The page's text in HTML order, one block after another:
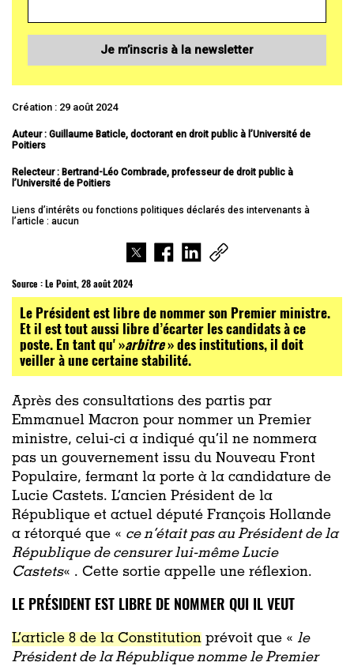
Je m’inscris à la newsletter
Création : 29 août 2024
Auteur : Guillaume Baticle, doctorant en droit public à l’Université de
Poitiers
Relecteur : Bertrand-Léo Combrade, professeur de droit public à
l’Université de Poitiers
Liens d’intérêts ou fonctions politiques déclarés des intervenants à
l’article : aucun
Source :Le Point, 28 août 2024
Le Président est libre de nommer son Premier ministre.
Et il est tout aussi libre d’écarter les candidats à ce
poste. En tant qu' »arbitre» des institutions, il doit
veiller à une certaine stabilité.
Après des consultations des partis par
Emmanuel Macron pour nommer un Premier
ministre, celui-ci a indiqué qu’il ne nommera
pas un gouvernement issu du Nouveau Front
Populaire, fermant la porte à la candidature de
Lucie Castets. L’ancien Président de la
République et actuel député François Hollande
a rétorqué que « ce n’était pas au Président de la
République de censurer lui-même Lucie
Castets« . Cette sortie appelle une réflexion.
LE PRÉSIDENT EST LIBRE DE NOMMER QUI IL VEUT
L’article 8 de la Constitution prévoit que « le
Président de la République nomme le Premier